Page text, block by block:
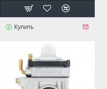
Купить